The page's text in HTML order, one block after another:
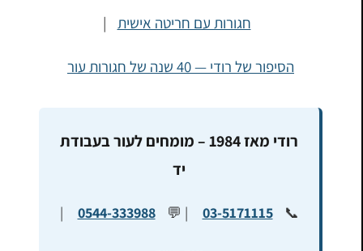
חגורות עם חריטה אישית
הסיפור של רודי — 40 שנה של חגורות עור
רודי מאז 1984 – מומחים לעור בעבודת
יד
📞
03-5171115
| 💬
0544-333988